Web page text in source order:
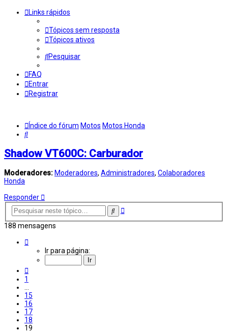
Links rápidos
Tópicos sem resposta
Tópicos ativos
Pesquisar
FAQ
Entrar
Registrar
Índice do fórum Motos Motos Honda
Pesquisar
Shadow VT600C: Carburador
Moderadores: Moderadores, Administradores, Colaboradores
Honda
Responder
Pesquisar
Pesquisa
188 mensagens
Ir para página:
1
…
15
16
17
18
19